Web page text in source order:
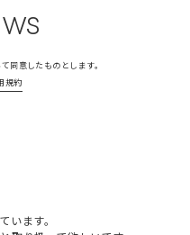
同意したものとします。
規約
います。